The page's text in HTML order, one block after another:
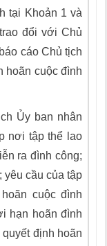
tại Khoản 1 và
đổi với Chủ
cáo Chủ tịch
hoãn cuộc đình
Ủy ban nhân
nơi tập thể lao
ra đình công;
yêu cầu của tập
cuộc đình
hạn hoãn đình
định hoãn